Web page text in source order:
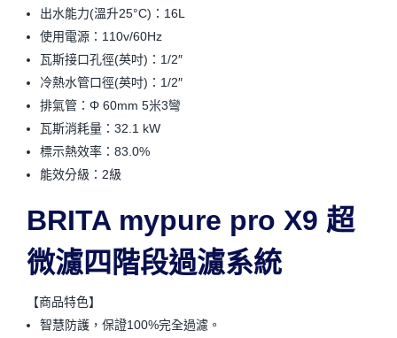
出水能力(溫升25°C)：16L
使用電源：110v/60Hz
瓦斯接口孔徑(英吋)：1/2″
冷熱水管口徑(英吋)：1/2″
排氣管：Φ 60mm 5米3彎
瓦斯消耗量：32.1 kW
標示熱效率：83.0%
能效分級：2級
BRITA mypure pro X9 超
微濾四階段過濾系統
【商品特色】
智慧防護，保證100%完全過濾。